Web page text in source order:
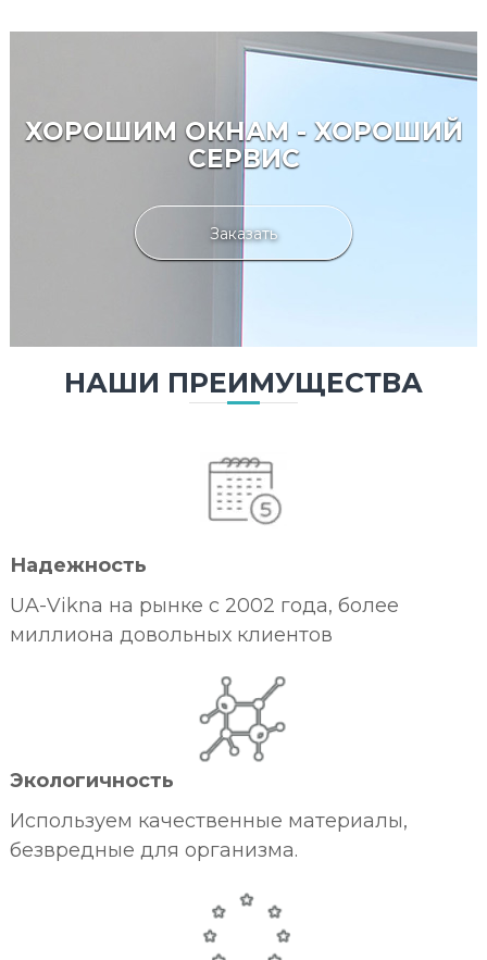
ХОРОШИМ ОКНАМ - ХОРОШИЙ
СЕРВИС
Заказать
НАШИ ПРЕИМУЩЕСТВА
Надежность
UA-Vikna на рынке с 2002 года, более
миллиона довольных клиентов
Экологичность
Используем качественные материалы,
безвредные для организма.